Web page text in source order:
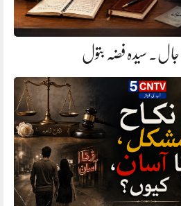
جال. سیدہ فضہ بتول